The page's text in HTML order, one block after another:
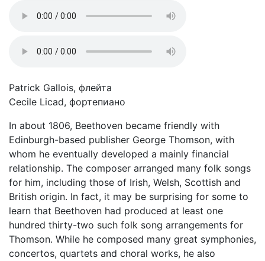
Patrick Gallois, флейта
Cecile Licad, фортепиано
In about 1806, Beethoven became friendly with
Edinburgh-based publisher George Thomson, with
whom he eventually developed a mainly financial
relationship. The composer arranged many folk songs
for him, including those of Irish, Welsh, Scottish and
British origin. In fact, it may be surprising for some to
learn that Beethoven had produced at least one
hundred thirty-two such folk song arrangements for
Thomson. While he composed many great symphonies,
concertos, quartets and choral works, he also